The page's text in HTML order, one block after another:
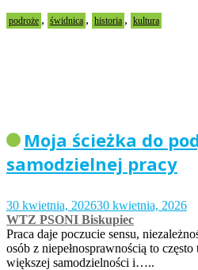
podroże , świdnica , historia , kultura
Moja ścieżka do
samodzielnej pracy
30 kwietnia, 202630 kwietnia, 2026
WTZ PSONI Biskupiec
Praca daje poczucie sensu,
osób z niepełnosprawnością to
większej samodzielności i…..